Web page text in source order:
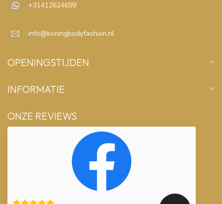
+31412624699
info@koningbodyfashion.nl
OPENINGSTIJDEN
INFORMATIE
ONZE REVIEWS